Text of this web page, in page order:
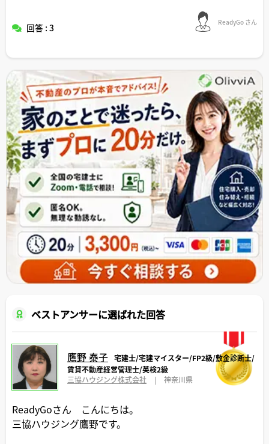
回答 : 3 ReadyGo さん
ベストアンサーに選ばれた回答
鷹野 泰子 宅建士/宅建マイスター/FP2級/敷金診断士/
賃貸不動産経営管理士/英検2級
三協ハウジング株式会社
| 神奈川県
ReadyGoさん こんにちは。
三協ハウジング鷹野です。